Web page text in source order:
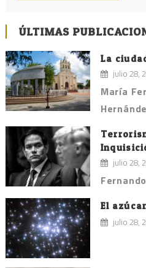
ÚLTIMAS
La
julio 28,
María
julio 28,
El
julio 28,